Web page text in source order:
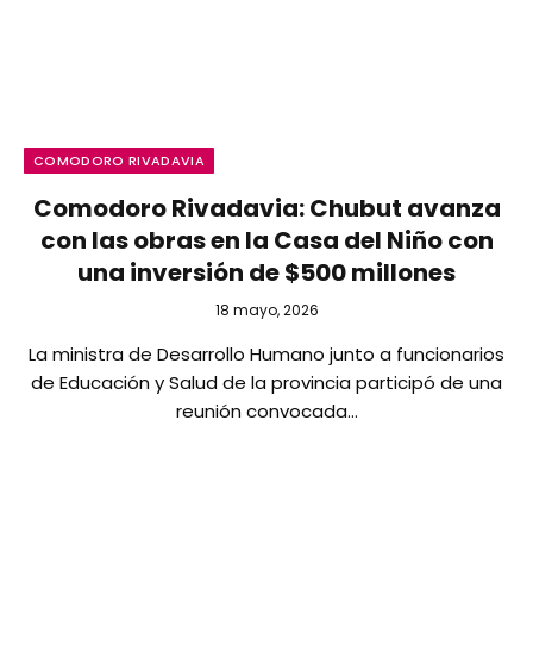
COMODORO RIVADAVIA
Comodoro Rivadavia: Chubut avanza
con las obras en la Casa del Niño con
una inversión de $500 millones
18 mayo, 2026
La ministra de Desarrollo Humano junto a funcionarios
de Educación y Salud de la provincia participó de una
reunión convocada…